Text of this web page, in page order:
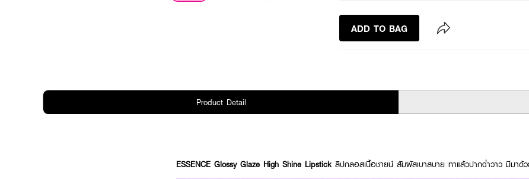
ADD TO BAG
Product Detail
ESSENCE Glossy Glaze High Shine Lipstick ลิปกลอสเนื้อชายน์ สัมผัสเบาสบาย ทาแล้วปากฉ่ำวาว มีมาด้